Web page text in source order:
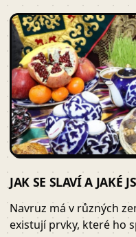
JAK SE SLAVÍ A JAKÉ
Navruz má v různých
existují prvky, které ho